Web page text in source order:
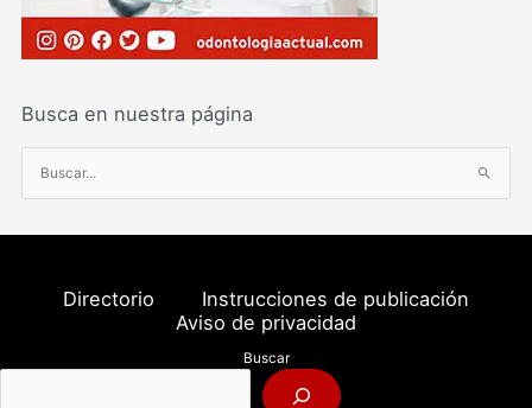
Busca en nuestra página
u
s
o
Directorio
Instrucciones de publicación
Aviso de privacidad
Buscar